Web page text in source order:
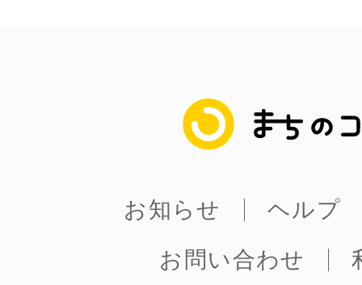
まちのコイン
お知らせ
ヘルプ
お問い合わせ